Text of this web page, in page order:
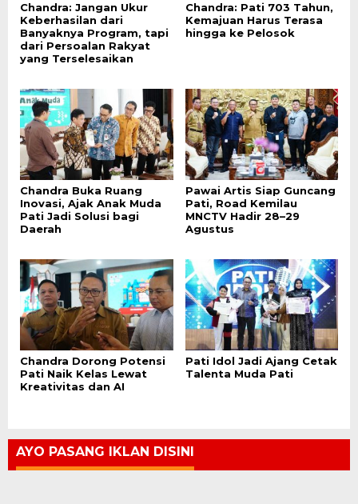
Chandra: Jangan Ukur
Keberhasilan dari
Banyaknya Program, tapi
dari Persoalan Rakyat
yang Terselesaikan
Chandra: Pati 703 Tahun,
Kemajuan Harus Terasa
hingga ke Pelosok
Chandra Buka Ruang
Inovasi, Ajak Anak Muda
Pati Jadi Solusi bagi
Daerah
Pawai Artis Siap Guncang
Pati, Road Kemilau
MNCTV Hadir 28–29
Agustus
Chandra Dorong Potensi
Pati Naik Kelas Lewat
Kreativitas dan AI
Pati Idol Jadi Ajang Cetak
Talenta Muda Pati
AYO PASANG IKLAN DISINI